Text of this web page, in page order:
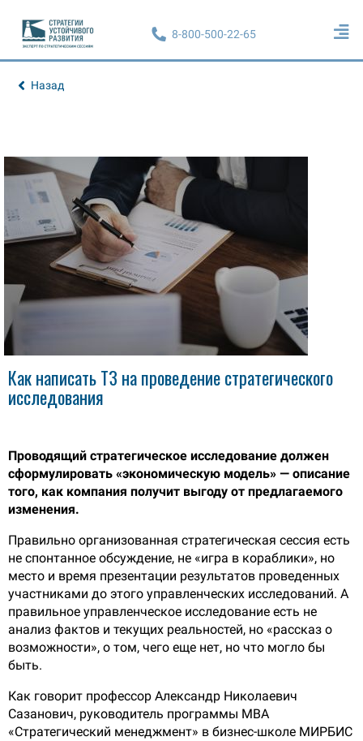
8-800-500-22-65
Назад
Как написать ТЗ на проведение стратегического
исследования
Проводящий стратегическое исследование должен
сформулировать «экономическую модель» — описание
того, как компания получит выгоду от предлагаемого
изменения.
Правильно организованная стратегическая сессия есть
не спонтанное обсуждение, не «игра в кораблики», но
место и время презентации результатов проведенных
участниками до этого управленческих исследований. А
правильное управленческое исследование есть не
анализ фактов и текущих реальностей, но «рассказ о
возможности», о том, чего еще нет, но что могло бы
быть.
Как говорит профессор Александр Николаевич
Сазанович, руководитель программы MBA
«Стратегический менеджмент» в бизнес-школе МИРБИС